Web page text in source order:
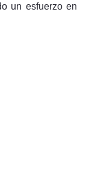
un esfuerzo en